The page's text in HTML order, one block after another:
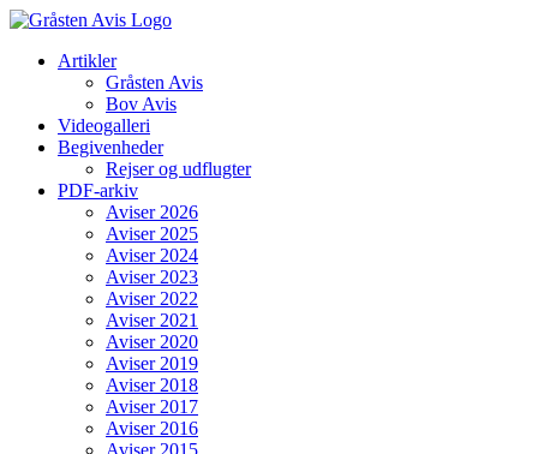
Skip
contentArtikler
Gråsten Avis
Bov Avis
Videogalleri
Begivenheder
Rejser og udflugter
PDF-arkiv
Aviser 2026
Aviser 2025
Aviser 2024
Aviser 2023
Aviser 2022
Aviser 2021
Aviser 2020
Aviser 2019
Aviser 2018
Aviser 2017
Aviser 2016
Aviser 2015